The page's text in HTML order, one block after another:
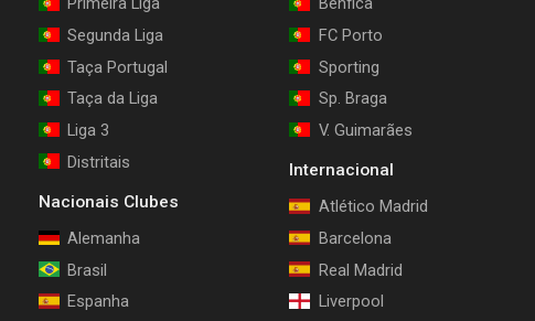
Segunda Liga
Taça Portugal
Taça da Liga
Liga 3
Distritais
Nacionais Clubes
Alemanha
Brasil
Espanha
FC Porto
Sporting
Sp. Braga
V. Guimarães
Internacional
Atlético Madrid
Barcelona
Real Madrid
Liverpool